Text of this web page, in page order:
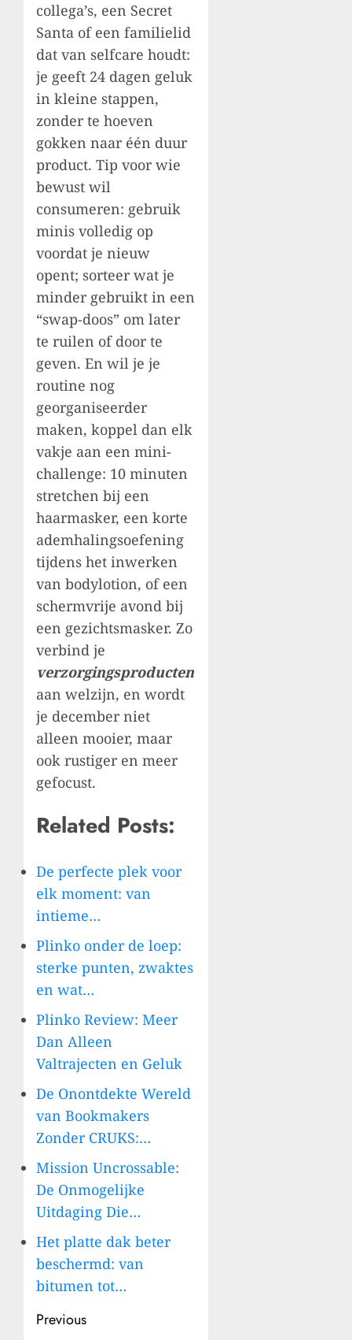
collega’s, een Secret
Santa of een familielid
dat van selfcare houdt:
je geeft 24 dagen geluk
in kleine stappen,
zonder te hoeven
gokken naar één duur
product. Tip voor wie
bewust wil
consumeren: gebruik
minis volledig op
voordat je nieuw
opent; sorteer wat je
minder gebruikt in een
“swap-doos” om later
te ruilen of door te
geven. En wil je je
routine nog
georganiseerder
maken, koppel dan elk
vakje aan een mini-
challenge: 10 minuten
stretchen bij een
haarmasker, een korte
ademhalingsoefening
tijdens het inwerken
van bodylotion, of een
schermvrije avond bij
een gezichtsmasker. Zo
verbind je
verzorgingsproducten
aan welzijn, en wordt
je december niet
alleen mooier, maar
ook rustiger en meer
gefocust.
Related Posts:
De perfecte plek voor
elk moment: van
intieme…
Plinko onder de loep:
sterke punten, zwaktes
en wat…
Plinko Review: Meer
Dan Alleen
Valtrajecten en Geluk
De Onontdekte Wereld
van Bookmakers
Zonder CRUKS:…
Mission Uncrossable:
De Onmogelijke
Uitdaging Die…
Het platte dak beter
beschermd: van
bitumen tot…
Post
Previous